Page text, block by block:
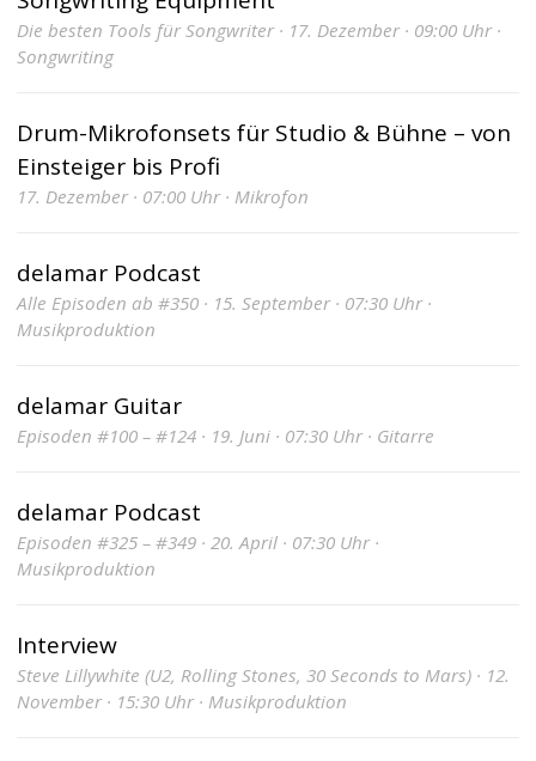
Die besten Tools für Songwriter · 17. Dezember · 09:00 Uhr ·
Songwriting
Drum-Mikrofonsets für Studio & Bühne – von
Einsteiger bis Profi
17. Dezember · 07:00 Uhr · Mikrofon
delamar Podcast
Alle Episoden ab #350 · 15. September · 07:30 Uhr ·
Musikproduktion
delamar Guitar
Episoden #100 – #124 · 19. Juni · 07:30 Uhr · Gitarre
delamar Podcast
Episoden #325 – #349 · 20. April · 07:30 Uhr ·
Musikproduktion
Interview
Steve Lillywhite (U2, Rolling Stones, 30 Seconds to Mars) · 12.
November · 15:30 Uhr · Musikproduktion